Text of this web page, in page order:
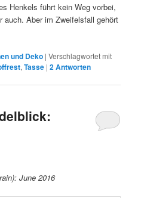
Henkels führt kein Weg vorbei,
auch. Aber im Zweifelsfall gehört
und Deko |Verschlagwortet mit
,Tasse |2Antworten
June 2016